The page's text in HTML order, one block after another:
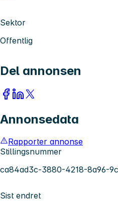
Sektor
Offentlig
Del annonsen
Annonsedata
Rapporter annonse
Stillingsnummer
ca84ad3c-3880-4218-8a96-
Sist endret